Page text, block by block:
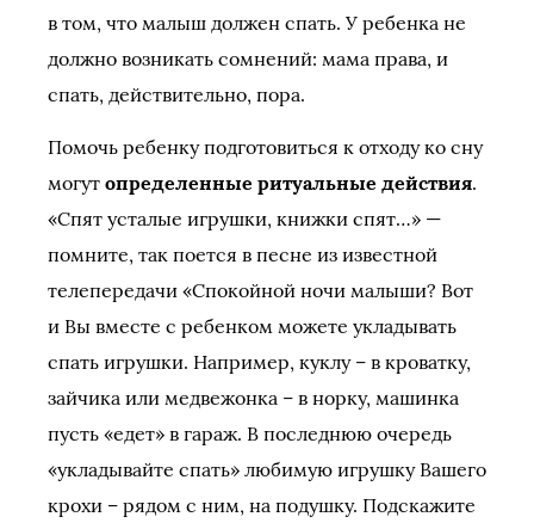
в том, что малыш должен спать. У ребенка не
должно возникать сомнений: мама права, и
спать, действительно, пора.
Помочь ребенку подготовиться к отходу ко сну
могут определенные ритуальные действия.
«Спят усталые игрушки, книжки спят…» —
помните, так поется в песне из известной
телепередачи «Спокойной ночи малыши? Вот
и Вы вместе с ребенком можете укладывать
спать игрушки. Например, куклу – в кроватку,
зайчика или медвежонка – в норку, машинка
пусть «едет» в гараж. В последнюю очередь
«укладывайте спать» любимую игрушку Вашего
крохи – рядом с ним, на подушку. Подскажите